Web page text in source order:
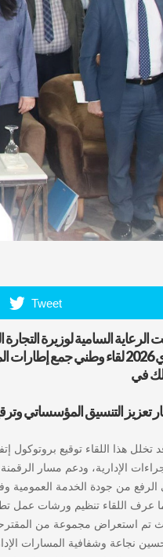
Tweet
ماي 2026 لقاء وطني جمع
في
تعزيز التنسيق المؤسساتي
تخلل هذا اللقاء توقيع بروتوكول
الإدارية، ودعم مسار
من جودة الخدمة العمومية
عرف اللقاء تنظيم ورشات عمل
تم استعراض مجموعة من المقترحات
نجاعة وشفافية المسارات